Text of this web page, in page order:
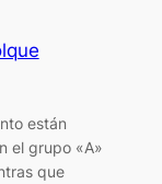
están
el grupo «A»
que